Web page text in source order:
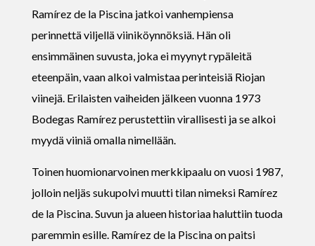
Ramírez de la Piscina jatkoi vanhempiensa
perinnettä viljellä viiniköynnöksiä. Hän oli
ensimmäinen suvusta, joka ei myynyt rypäleitä
eteenpäin, vaan alkoi valmistaa perinteisiä Riojan
viinejä. Erilaisten vaiheiden jälkeen vuonna 1973
Bodegas Ramírez perustettiin virallisesti ja se alkoi
myydä viiniä omalla nimellään.
Toinen huomionarvoinen merkkipaalu on vuosi 1987,
jolloin neljäs sukupolvi muutti tilan nimeksi Ramírez
de la Piscina. Suvun ja alueen historiaa haluttiin tuoda
paremmin esille. Ramírez de la Piscina on paitsi